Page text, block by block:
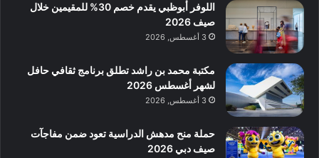
اللوفر أبوظبي يقدم خصم 30% للمقيمين خلال
صيف 2026
3 أغسطس, 2026
مكتبة محمد بن راشد تطلق برنامج ثقافي حافل
لشهر أغسطس 2026
3 أغسطس, 2026
حملة منح مدهش الدراسية تعود ضمن مفاجآت
صيف دبي 2026